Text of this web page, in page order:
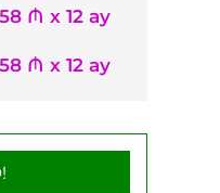
₼ x 12 ay
₼ x 12 ay